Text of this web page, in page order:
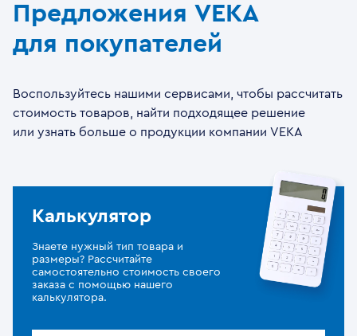
Предложения VEKA
для покупателей
Воспользуйтесь нашими сервисами, чтобы рассчитать
стоимость товаров, найти подходящее решение
или узнать больше о продукции компании VEKA
Калькулятор
Знаете нужный тип товара и
размеры? Рассчитайте
самостоятельно стоимость своего
заказа с помощью нашего
калькулятора.